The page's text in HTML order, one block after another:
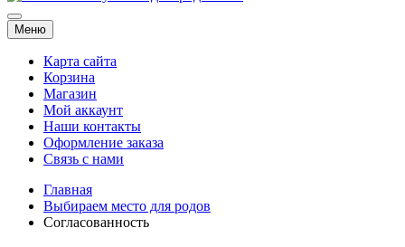
Мама и я. Клуб молодых родителей
Меню
Карта сайта
Корзина
Магазин
Мой аккаунт
Наши контакты
Оформление заказа
Связь с нами
Главная
Выбираем место для родов
Согласованность